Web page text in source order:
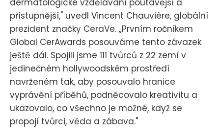
dermatologické vzdělávání poutavější a
přístupnější," uvedl Vincent Chauvière, globální
prezident značky CeraVe. „Prvním ročníkem
Global CerAwards posouváme tento závazek
ještě dál. Spojili jsme 111 tvůrců z 22 zemí v
jedinečném hollywoodském prostředí
navrženém tak, aby posouvalo hranice
vyprávění příběhů, podněcovalo kreativitu a
ukazovalo, co všechno je možné, když se
propojí tvůrci, věda a zábava."